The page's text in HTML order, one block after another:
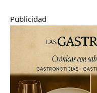
Publicidad